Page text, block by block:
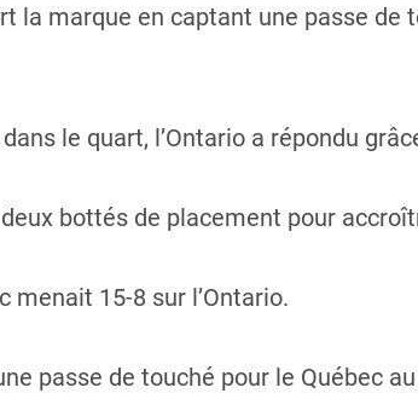
la marque en captant une passe de
le quart, l’Ontario a répondu
bottés de placement pour
menait 15-8 sur l’Ontario.
passe de touché pour le Québec